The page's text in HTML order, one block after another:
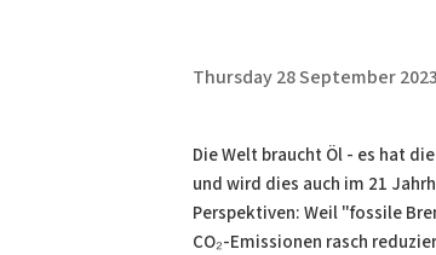
Thursday 28 September 2023
Die Welt braucht Öl - es hat
und wird dies auch im 21
Perspektiven: Weil "fossile
CO₂-Emissionen rasch